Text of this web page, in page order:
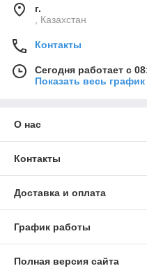
г.
, Казахстан
Контакты
Сегодня работает с
Показать весь
О нас
Контакты
Доставка и оплата
График работы
Полная версия сайта